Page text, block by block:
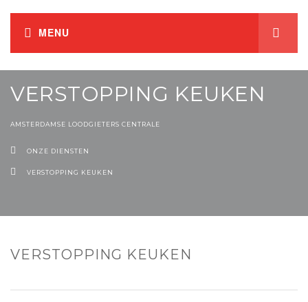
VERSTOPPING KEUKEN
AMSTERDAMSE LOODGIETERS CENTRALE
ONZE DIENSTEN
VERSTOPPING KEUKEN
VERSTOPPING KEUKEN